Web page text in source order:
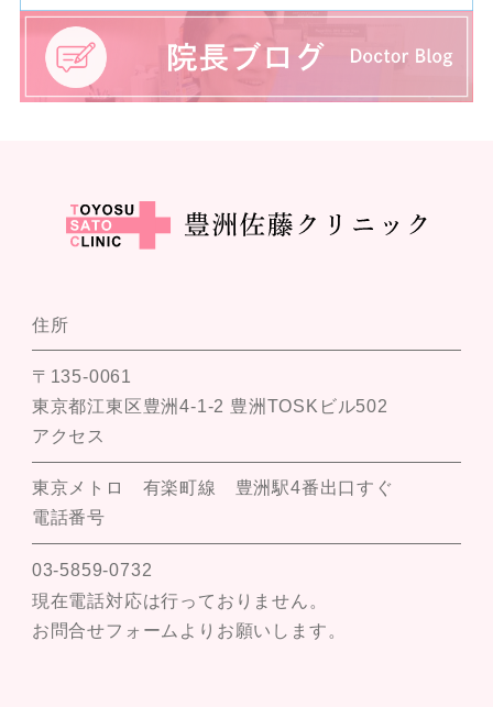
住所
〒135-0061
東京都江東区豊洲4-1-2 豊洲TOSKビル502
アクセス
東京メトロ 有楽町線 豊洲駅4番出口すぐ
電話番号
03-5859-0732
現在電話対応は行っておりません。
お問合せフォームよりお願いします。